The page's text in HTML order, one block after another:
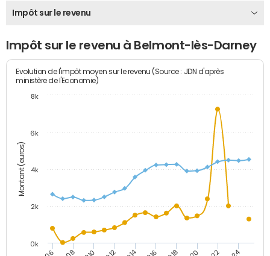
Impôt sur le revenu
Impôt sur le revenu à Belmont-lès-Darney
Montant (euros)
Evolution de l'impôt moyen sur le revenu (Source : JDN d'après
ministère de l'Economie)
0k
2k
4k
6k
8k